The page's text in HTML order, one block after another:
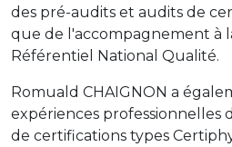
des pré-audits et audits de
que de l'accompagnement à
Référentiel National Qualité.
Romuald CHAIGNON a
expériences professionnelles
de certifications types